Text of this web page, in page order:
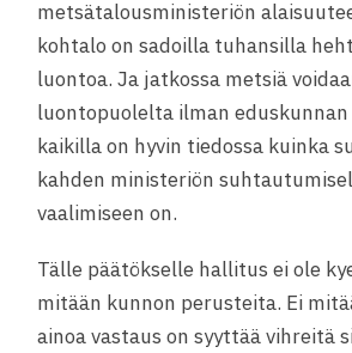
metsätalousministeriön
kohtalo on sadoilla tuhansilla
luontoa. Ja jatkossa metsiä
luontopuolelta ilman
kaikilla on hyvin tiedossa kuinka
kahden ministeriön
vaalimiseen on.
Tälle päätökselle hallitus ei ole
mitään kunnon perusteita. Ei
ainoa vastaus on syyttää vihreitä